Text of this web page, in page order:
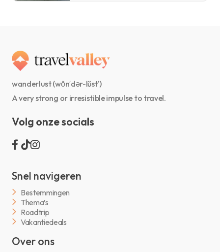
wanderlust (wŏn′dər-lŭst′)
A very strong or irresistible impulse to travel.
Volg onze socials
Snel navigeren
Bestemmingen
Thema’s
Roadtrip
Vakantiedeals
Over ons